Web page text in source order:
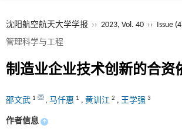
沈阳航空航天大学学报 ›› 2023, Vol. 40 ›› Issue
管理科学与工程
制造业企业技术创新的合资
邵文武 1 , 马仟惠 1 , 黄训江 2 , 王学强 3
作者信息 +